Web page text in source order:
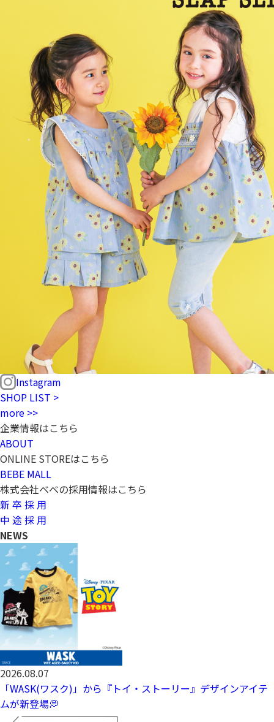
Instagram
SHOP LIST >
more >>
企業情報はこちら
ABOUT
ONLINE STOREはこちら
BEBE MALL
株式会社ベベの採用情報はこちら
新 卒 採 用
中 途 採 用
NEWS
2026.08.07
「WASK(ワスク)」から『トイ・ストーリー』デザインアイテ
ムが新登場💭